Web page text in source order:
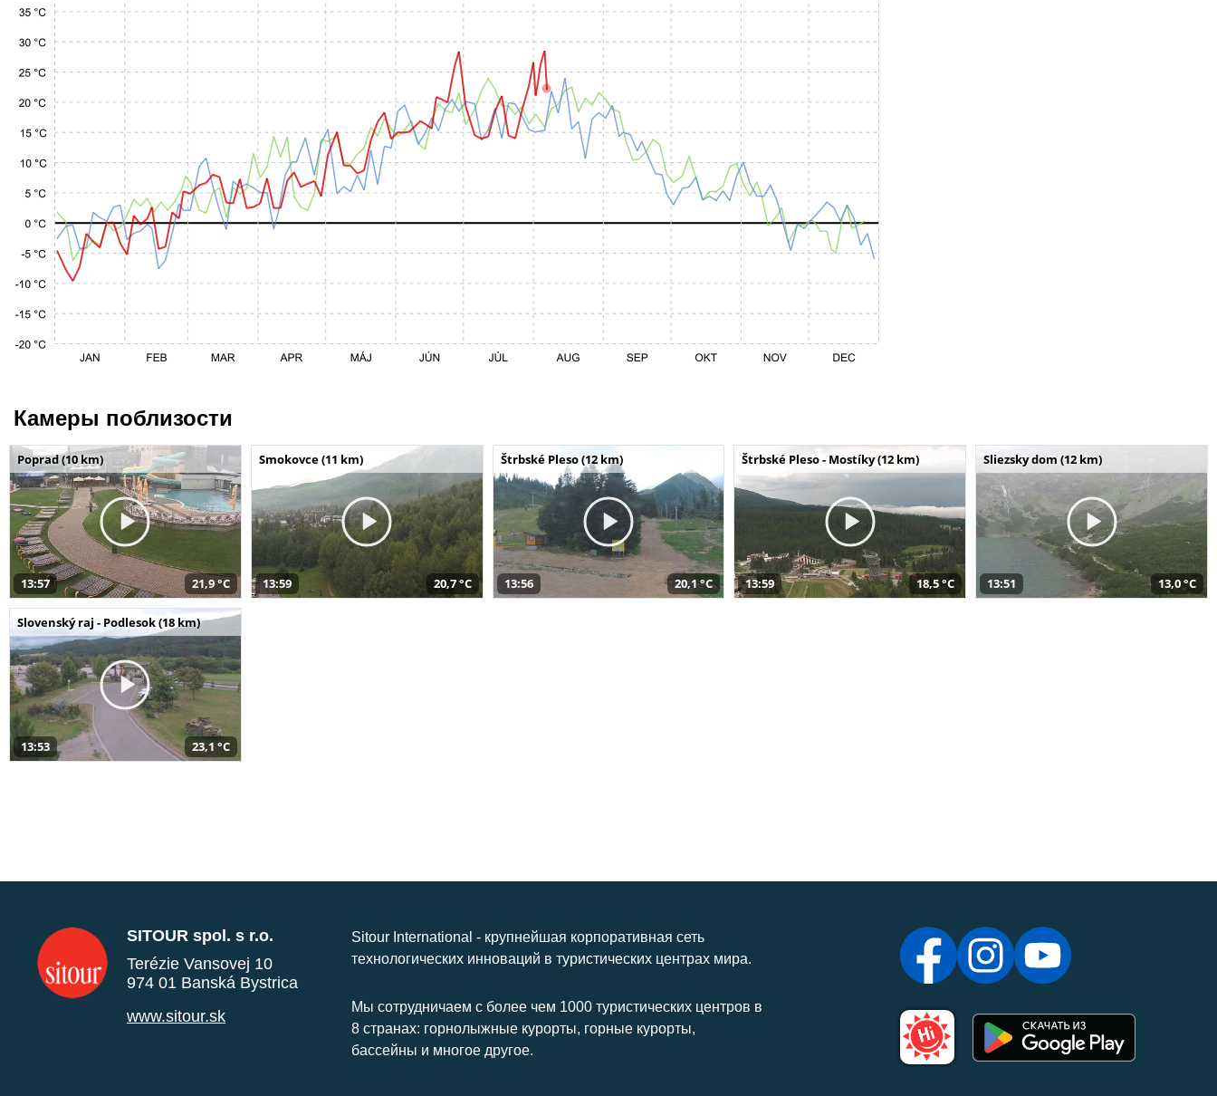
Камеры поблизости
Poprad (10 km)
13:57 21,9 °C
Smokovce (11 km)
13:59 20,7 °C
Štrbské Pleso (12 km)
13:56 20,1 °C
Štrbské Pleso - Mostíky (12 km)
13:59 18,5 °C
Sliezsky dom (12 km)
13:51 13,0 °C
Slovenský raj - Podlesok (18 km)
13:53 23,1 °C
SITOUR spol. s r.o.
Terézie Vansovej 10
974 01 Banská Bystrica
www.sitour.sk
Sitour International - крупнейшая корпоративная сеть
технологических инноваций в туристических центрах мира.
Мы сотрудничаем с более чем 1000 туристических центров в
8 странах: горнолыжные курорты, горные курорты,
бассейны и многое другое.